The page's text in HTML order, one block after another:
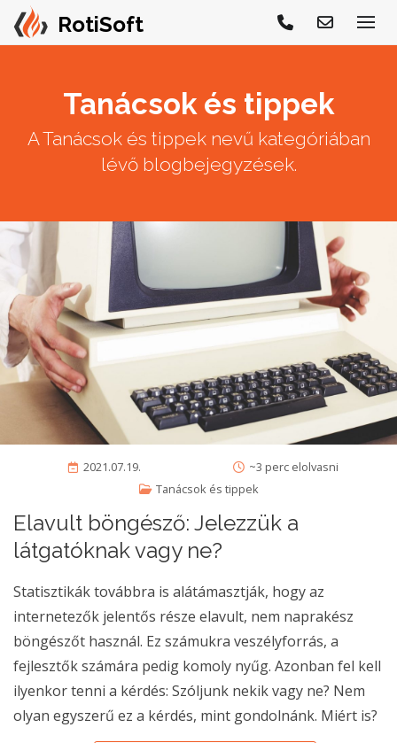
Tanácsok és tippek
A Tanácsok és tippek nevű kategóriában
lévő blogbejegyzések.
2021.07.19.
~3 perc elolvasni
Tanácsok és tippek
Elavult böngésző: Jelezzük a
látgatóknak vagy ne?
Statisztikák továbbra is alátámasztják, hogy az
internetezők jelentős része elavult, nem naprakész
böngészőt használ. Ez számukra veszélyforrás, a
fejlesztők számára pedig komoly nyűg. Azonban fel kell
ilyenkor tenni a kérdés: Szóljunk nekik vagy ne? Nem
olyan egyszerű ez a kérdés, mint gondolnánk. Miért is?